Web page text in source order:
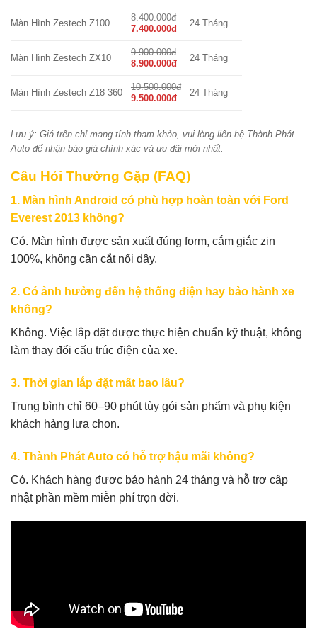
Màn Hình Zestech Z100
8.400.000đ
7.400.000đ
24 Tháng
Màn Hình Zestech ZX10
9.900.000đ
8.900.000đ
24 Tháng
Màn Hình Zestech Z18 360
10.500.000đ
9.500.000đ
24 Tháng
Lưu ý: Giá trên chỉ mang tính tham khảo, vui lòng liên hệ Thành Phát
Auto để nhận báo giá chính xác và ưu đãi mới nhất.
Câu Hỏi Thường Gặp (FAQ)
1. Màn hình Android có phù hợp hoàn toàn với Ford
Everest 2013 không?
Có. Màn hình được sản xuất đúng form, cắm giắc zin
100%, không cần cắt nối dây.
2. Có ảnh hưởng đến hệ thống điện hay bảo hành xe
không?
Không. Việc lắp đặt được thực hiện chuẩn kỹ thuật, không
làm thay đổi cấu trúc điện của xe.
3. Thời gian lắp đặt mất bao lâu?
Trung bình chỉ 60–90 phút tùy gói sản phẩm và phụ kiện
khách hàng lựa chọn.
4. Thành Phát Auto có hỗ trợ hậu mãi không?
Có. Khách hàng được bảo hành 24 tháng và hỗ trợ cập
nhật phần mềm miễn phí trọn đời.